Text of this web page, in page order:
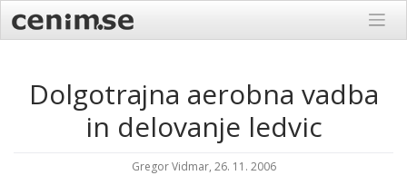
content
Dolgotrajna aerobna vadba
in delovanje ledvic
Gregor Vidmar, 26. 11. 2006